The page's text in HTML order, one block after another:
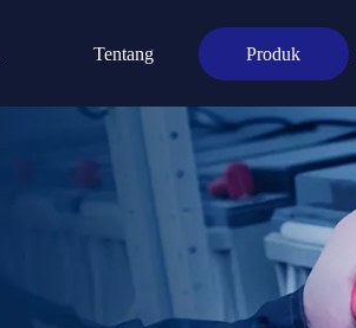
Tentang Produk